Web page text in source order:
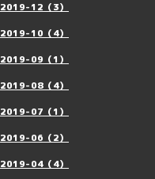
2019-12（3）
2019-10（4）
2019-09（1）
2019-08（4）
2019-07（1）
2019-06（2）
2019-04（4）